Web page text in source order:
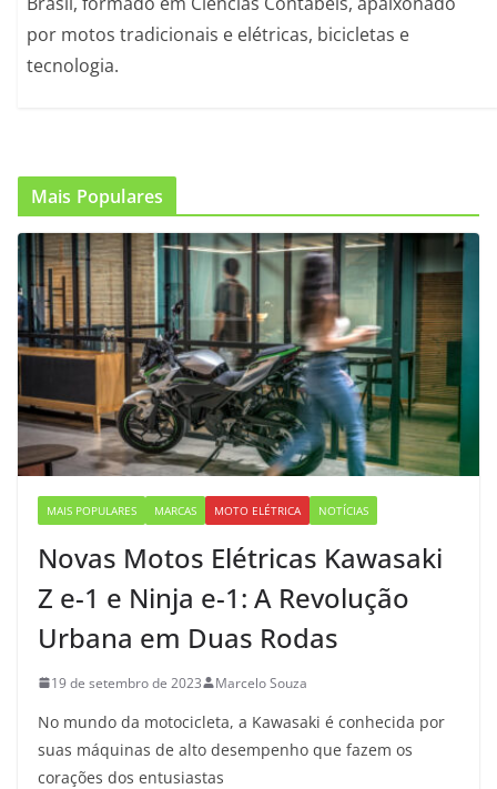
por motos tradicionais e elétricas, bicicletas e
tecnologia.
Mais Populares
MAIS POPULARES MARCAS MOTO ELÉTRICA NOTÍCIAS
Novas Motos Elétricas Kawasaki
Z e-1 e Ninja e-1: A Revolução
Urbana em Duas Rodas
19 de setembro de 2023 Marcelo Souza
No mundo da motocicleta, a Kawasaki é conhecida por
suas máquinas de alto desempenho que fazem os
corações dos entusiastas